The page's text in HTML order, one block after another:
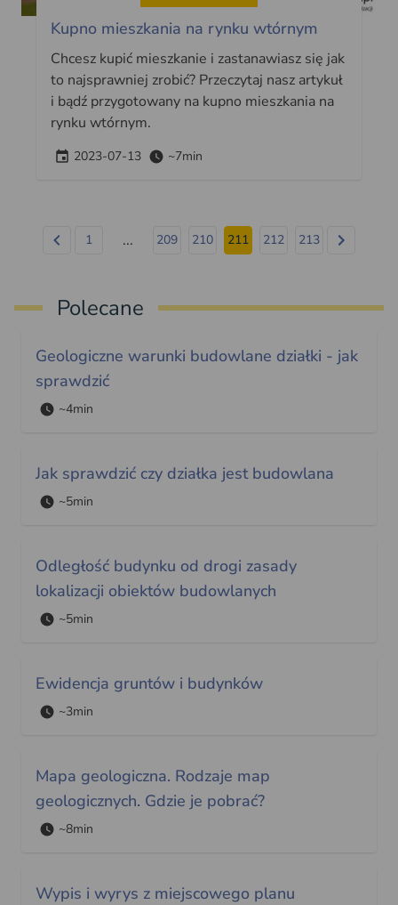
Kupno mieszkania na rynku wtórnym
Chcesz kupić mieszkanie i zastanawiasz się jak
to najsprawniej zrobić? Przeczytaj nasz artykuł
i bądź przygotowany na kupno mieszkania na
rynku wtórnym.
2023-07-13 ~7min
1 ... 209 210 211 212 213
Polecane
Geologiczne warunki budowlane działki - jak
sprawdzić
~4min
Jak sprawdzić czy działka jest budowlana
~5min
Odległość budynku od drogi zasady
lokalizacji obiektów budowlanych
~5min
Ewidencja gruntów i budynków
~3min
Mapa geologiczna. Rodzaje map
geologicznych. Gdzie je pobrać?
~8min
Wypis i wyrys z miejscowego planu